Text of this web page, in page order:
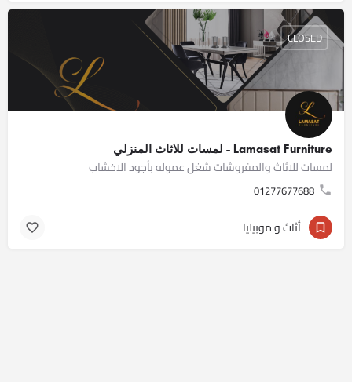
Lamasat Furniture - لمسات للاثاث المنزلي
لمسات للاثاث والمفروشات شغل عموله بأجود الاخشاب
01277677688
CLOSED
أثاث و موبيليا